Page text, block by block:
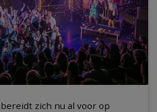
zich nu al voor op